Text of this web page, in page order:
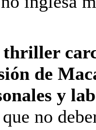
thriller
de
y
no